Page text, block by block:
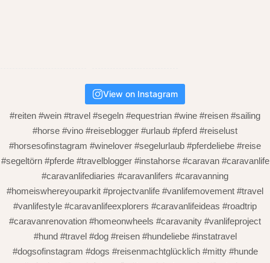
View on Instagram
#reiten #wein #travel #segeln #equestrian #wine #reisen #sailing
#horse #vino #reiseblogger #urlaub #pferd #reiselust
#horsesofinstagram #winelover #segelurlaub #pferdeliebe #reise
#segeltörn #pferde #travelblogger #instahorse #caravan #caravanlife
#caravanlifediaries #caravanlifers #caravanning
#homeiswhereyouparkit #projectvanlife #vanlifemovement #travel
#vanlifestyle #caravanlifeexplorers #caravanlifeideas #roadtrip
#caravanrenovation #homeonwheels #caravanity #vanlifeproject
#hund #travel #dog #reisen #hundeliebe #instatravel
#dogsofinstagram #dogs #reisenmachtglücklich #mitty #hunde